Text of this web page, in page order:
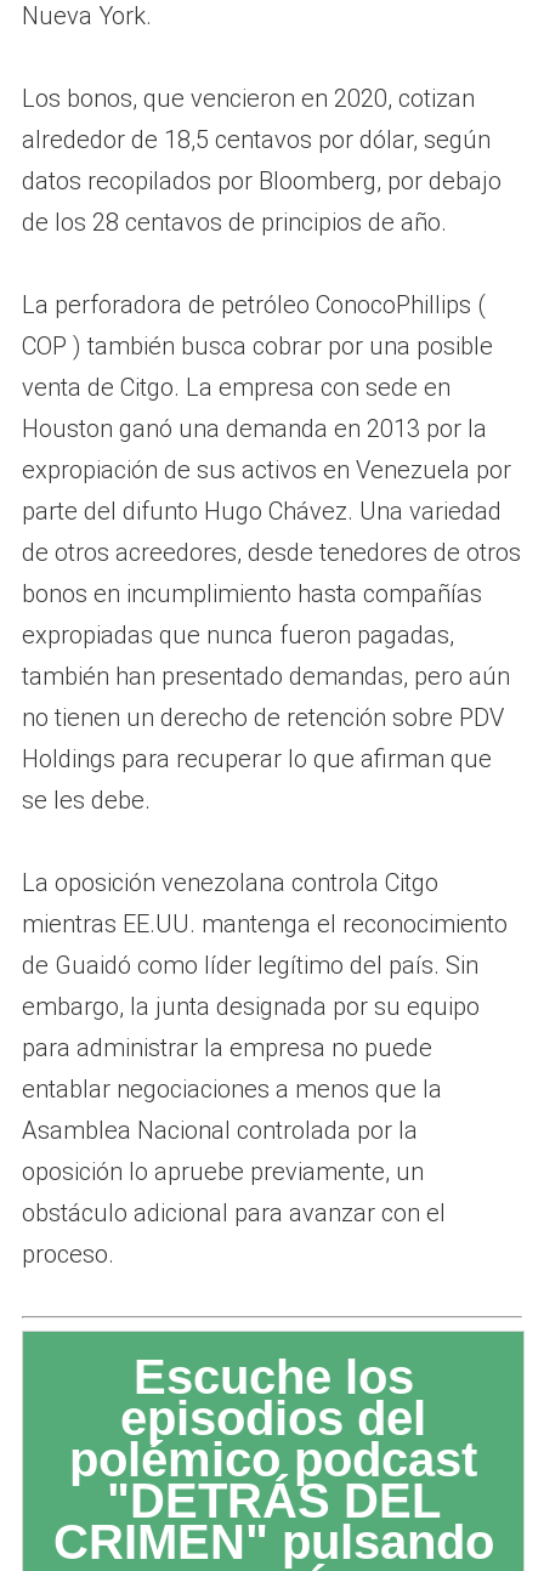
Nueva York.
Los bonos, que vencieron en 2020, cotizan
alrededor de 18,5 centavos por dólar, según
datos recopilados por Bloomberg, por debajo
de los 28 centavos de principios de año.
La perforadora de petróleo ConocoPhillips (
COP ) también busca cobrar por una posible
venta de Citgo. La empresa con sede en
Houston ganó una demanda en 2013 por la
expropiación de sus activos en Venezuela por
parte del difunto Hugo Chávez. Una variedad
de otros acreedores, desde tenedores de otros
bonos en incumplimiento hasta compañías
expropiadas que nunca fueron pagadas,
también han presentado demandas, pero aún
no tienen un derecho de retención sobre PDV
Holdings para recuperar lo que afirman que
se les debe.
La oposición venezolana controla Citgo
mientras EE.UU. mantenga el reconocimiento
de Guaidó como líder legítimo del país. Sin
embargo, la junta designada por su equipo
para administrar la empresa no puede
entablar negociaciones a menos que la
Asamblea Nacional controlada por la
oposición lo apruebe previamente, un
obstáculo adicional para avanzar con el
proceso.
Escuche los
episodios del
polémico podcast
"DETRÁS DEL
CRIMEN" pulsando